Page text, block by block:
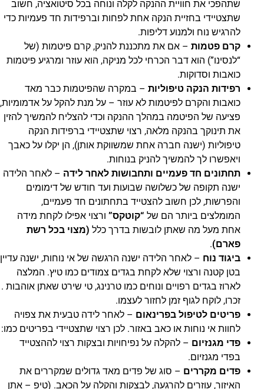
שתהפכי את חוויית ההנקה לקלה ונוחה בכל סיטואציה, חשוב
שתצטיידי בחזיית הנקה אחת לפחות וברפידות חד פעמיות כדי
להרגיש נוח ולמנוע דליפות.
קרם פטמות – אם את מתכננת להניק, קרם פיטמות (של
“לנסינו”) הוא דבר הכרחי לכל מניקה, הוא עוזר ומרגיע פיטמות
כואבות וסדוקות.
רפידות הנקה טיפוליות – במקרה שהפיטמות כבר מאד
כואבות והקרם לפיטמות לא עוזר – על מנת להקל על אדמומיות,
פציעה של הפיטמה במהלך ההנקה וכדי להצליח להמשיך להזין
את תינוקך בהנקה מלאה, רצוי שתצטיידי ברפידות הנקה
טיפוליות (ישנה חברה אחת שמשווקת אותן), הן יקלו על כאבך
ויאפשרו לך להמשיך להניק בנוחות.
תחתונים חד פעמיים ותחבושות לאחר לידה – לאחר הלידה
ישנה תקופה של כשלושה שבועות ועד חודש של דימומים
והפרשות, לכן חשוב להצטייד בתחתונים חד פעמיים,
המומלצים ביותר הם של “קוטקס” ורצוי אפילו לקחת מידה
אחת מעל מה שאתן לובשות בדרך כלל (מצוי בכל רשת
פארם).
ביגוד נוח – לאחר הלידה ישנה הרגשה של אי נוחות, ישנה עדיין
בטן קטנה ורצוי שלא לקחת בגדים צמודים כמו טיץ. המלצה
לארוז בגדים רפויים ונוחים כמו טרנינג, טי שירט שאתן אוהבות .
זכרו, לוקח לגוף זמן לחזור לעצמו.
פריטים לטיפול בפרינאום – לאחר לידה טבעית את צפויה
לחוות אי נוחות או כאב באזור. לכן רצוי שתצטיידי בפריטים כמו:
פדי מגנזיום – להקלה על נפיחויות ובצקות רצוי לההצטייד
בפדי מגנזיום.
פדים מקררים – סוג של פדים מאד גדולים שמקררים את
האיזור, עוזרים להרגעה, לבצקות והקלה על הכאב. (טיפ – אתן